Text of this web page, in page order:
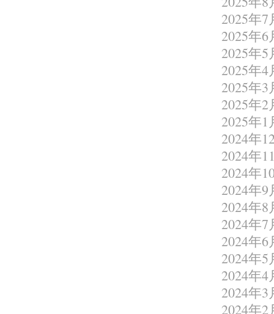
2025年7
2025年6
2025年5
2025年4
2025年3
2025年2
2025年1
2024年
2024年
2024年
2024年9
2024年8
2024年7
2024年6
2024年5
2024年4
2024年3
2024年2